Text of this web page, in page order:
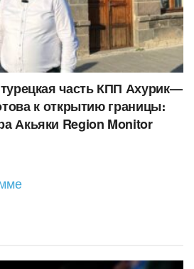
часть КПП Ахурик—
к открытию границы։
Акьяки Region Monitor